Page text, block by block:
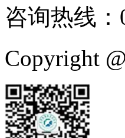
咨询热线：
Copyright